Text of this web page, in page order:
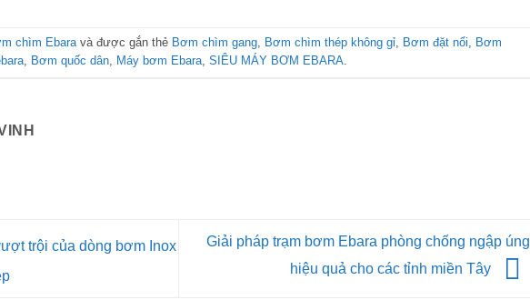
chìm Ebaravà được gắn thẻ Bơm chìm gang, Bơm chìm thép không gỉ, Bơm đặt nổi, Bơm
, Bơm quốc dân, Máy bơm Ebara, SIÊU MÁY BƠM EBARA.
trội của dòng bơm Inox
Giải pháp trạm bơm Ebara phòng chống ngập úng
hiệu quả cho các tỉnh miền Tây